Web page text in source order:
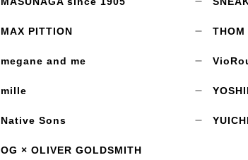
MAX PITTION
megane and me
mille
Native Sons
OG × OLIVER GOLDSMITH
THOM